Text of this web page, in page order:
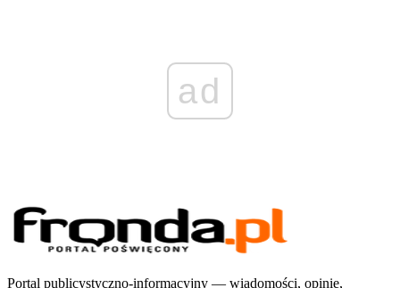
ad
Portal publicystyczno-informacyjny — wiadomości, opinie,